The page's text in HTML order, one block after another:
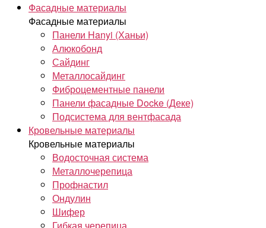
Фасадные материалы
Фасадные материалы
Панели Hanyi (Ханьи)
Алюкобонд
Сайдинг
Металлосайдинг
Фиброцементные панели
Панели фасадные Docke (Деке)
Подсистема для вентфасада
Кровельные материалы
Кровельные материалы
Водосточная система
Металлочерепица
Профнастил
Ондулин
Шифер